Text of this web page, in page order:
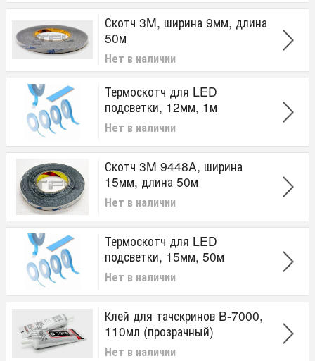
Скотч 3M, ширина 9мм, длина
50м
Нет в наличии
Термоскотч для LED
подсветки, 12мм, 1м
Нет в наличии
Скотч 3M 9448A, ширина
15мм, длина 50м
Нет в наличии
Термоскотч для LED
подсветки, 15мм, 50м
Нет в наличии
Клей для тачскринов B-7000,
110мл (прозрачный)
Нет в наличии